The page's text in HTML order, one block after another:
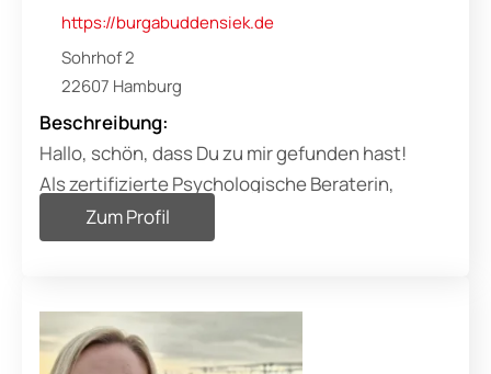
https://burgabuddensiek.de
Sohrhof 2
22607 Hamburg
Beschreibung:
Hallo, schön, dass Du zu mir gefunden hast!
Als zertifizierte Psychologische Beraterin,
Paarberaterin und Lernberaterin habe ich mich
auf die
Erziehungs- und Lernberatung
Eltern
, die sich von der Erziehung angestrengt fühlen
und sich mehr Leichtigkeit im Familienalltag und
Zum Profil